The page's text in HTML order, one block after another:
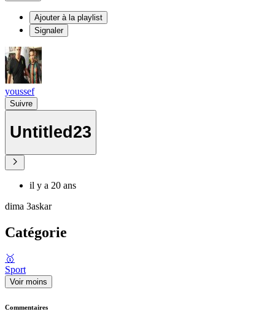
Ajouter à la playlist
Signaler
youssef
Suivre
Untitled23
il y a 20 ans
dima 3askar
Catégorie
🥇
Sport
Voir moins
Commentaires